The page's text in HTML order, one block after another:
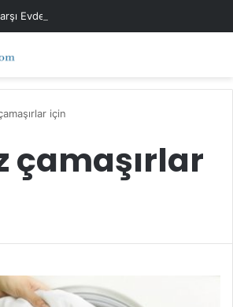
Evde Maske Önerileri
için
çamaşırlar